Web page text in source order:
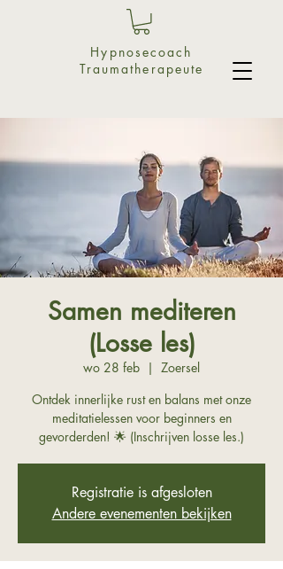
Hypnosecoach
Traumatherapeute
Samen mediteren
(Losse les)
wo 28 feb
  |
Zoersel
Ontdek innerlijke rust en balans met onze
meditatielessen voor beginners en
gevorderden! 🌟 (Inschrijven losse les.)
Registratie is afgesloten
Andere evenementen bekijken